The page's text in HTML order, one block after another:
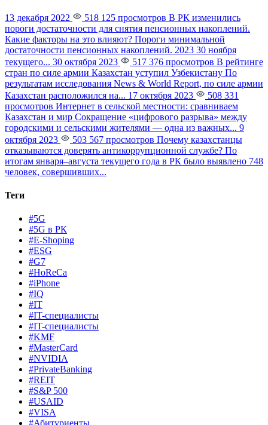
13 декабря 2022 518 125 просмотров В РК изменились
пороги достаточности для снятия пенсионных накоплений.
Какие факторы на это влияют? Пороги минимальной
достаточности пенсионных накоплений. 2023 30 ноября
текущего... 30 октября 2023 517 376 просмотров В рейтинге
стран по силе армии Казахстан уступил Узбекистану По
результатам исследования News & World Report, по силе армии
Казахстан расположился на... 17 октября 2023
508 331
просмотров Интернет в сельской местности: сравниваем
Казахстан и мир Сокращение «цифрового разрыва» между
городскими и сельскими жителями — одна из важных... 9
октября 2023
503 567 просмотров Почему казахстанцы
отказываются доверять антикоррупционной службе? По
итогам января–августа текущего года в РК было выявлено 748
человек, совершивших...
Теги
#5G
#5G в РК
#E-Shoping
#ESG
#G7
#HoReCa
#iPhone
#IQ
#IT
#IT-специалисты
#IT-специалисты
#KMF
#MasterCard
#NVIDIA
#PrivateBanking
#REIT
#S&P 500
#USAID
#VISA